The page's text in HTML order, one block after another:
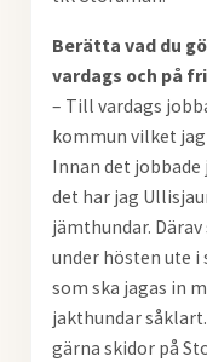
Berätta vad du
vardags och på
– Till vardags
kommun vilket
Innan det
det har jag
jämthundar.
under hösten ute i
som ska jagas in
jakthundar
gärna skidor på